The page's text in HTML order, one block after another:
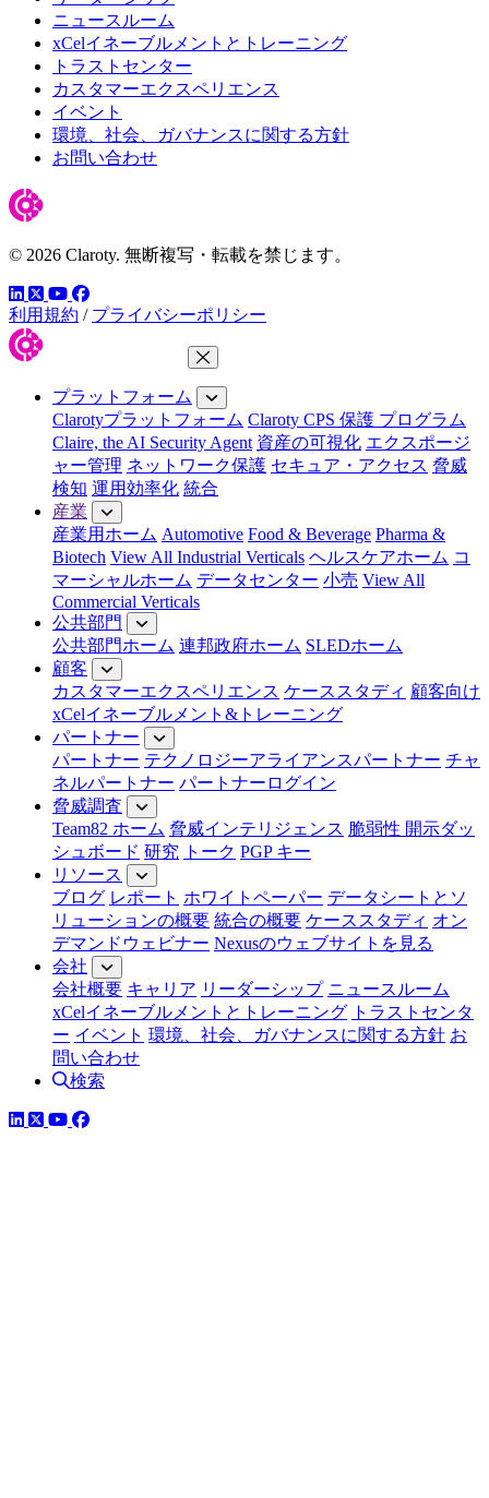
ニュースルーム
xCelイネーブルメントとトレーニング
トラストセンター
カスタマーエクスペリエンス
イベント
環境、社会、ガバナンスに関する方針
お問い合わせ
© 2026 Claroty. 無断複写・転載を禁じます。
LinkedIn
ツイッター
YouTube
Facebook
利用規約 / プライバシーポリシー
メニューを閉じる
プラットフォーム
Clarotyプラットフォーム Claroty CPS 保護 プログラム
Claire, the AI Security Agent 資産の可視化 エクスポージ
ャー管理 ネットワーク保護 セキュア・アクセス 脅威
検知 運用効率化 統合
産業
産業用ホーム Automotive Food & Beverage Pharma &
Biotech View All Industrial Verticals ヘルスケアホーム コ
マーシャルホーム データセンター 小売 View All
Commercial Verticals
公共部門
公共部門ホーム 連邦政府ホーム SLEDホーム
顧客
カスタマーエクスペリエンス ケーススタディ 顧客向け
xCelイネーブルメント&トレーニング
パートナー
パートナー テクノロジーアライアンスパートナー チャ
ネルパートナー パートナーログイン
脅威調査
Team82 ホーム 脅威インテリジェンス 脆弱性 開示ダッ
シュボード 研究 トーク PGP キー
リソース
ブログ レポート ホワイトペーパー データシートとソ
リューションの概要 統合の概要 ケーススタディ オン
デマンドウェビナー Nexusのウェブサイトを見る
会社
会社概要 キャリア リーダーシップ ニュースルーム
xCelイネーブルメントとトレーニング
トラストセンタ
ー イベント 環境、社会、ガバナンスに関する方針 お
問い合わせ
検索
LinkedIn
ツイッター
YouTube
Facebook